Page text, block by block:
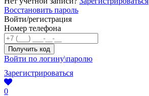
Восстановить пароль
Войти/регистрация
Номер телефона
Войти по логину\паролю
Зарегистрироваться
0